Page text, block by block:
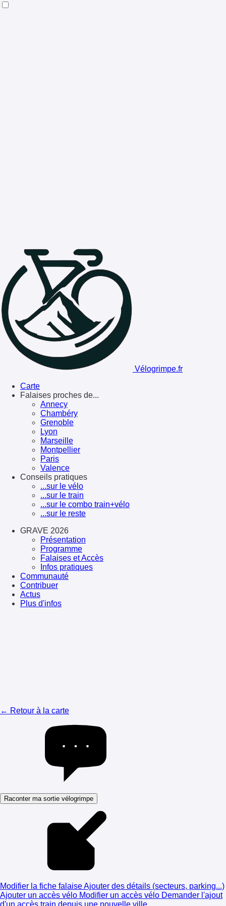
Vélogrimpe.fr
Carte
Falaises proches de...
Annecy
Chambéry
Grenoble
Lyon
Marseille
Montpellier
Paris
Valence
Conseils pratiques
...sur le vélo
...sur le train
...sur le combo train+vélo
...sur le reste
GRAVE 2026
Présentation
Programme
Falaises et Accès
Infos pratiques
Communauté
Contribuer
Actus
Plus d'infos
← Retour à la carte
Raconter ma sortie vélogrimpe
Modifier la fiche falaiseAjouter des détails (secteurs, parking...)
Ajouter un accès vélo Modifier un accès vélo Demander l'ajout
d'un accès train depuis une nouvelle ville